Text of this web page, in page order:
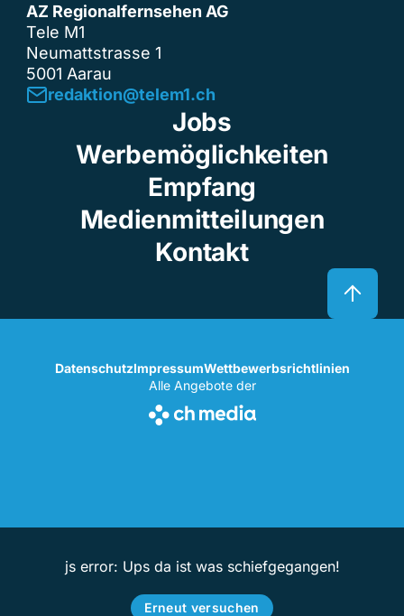
AZ Regionalfernsehen AG
Tele M1
Neumattstrasse 1
5001 Aarau
redaktion@telem1.ch
Jobs
Werbemöglichkeiten
Empfang
Medienmitteilungen
Kontakt
DatenschutzImpressumWettbewerbsrichtlinien
Alle Angebote der
js error: Ups da ist was schiefgegangen!
Erneut versuchen